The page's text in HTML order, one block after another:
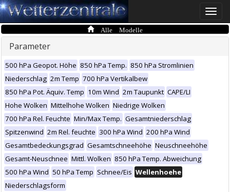
Toggle
Alle Modelle
Parameter
500 hPa Geopot. Höhe 850 hPa Temp. 850 hPa Stromlinien
Niederschlag 2m Temp 700 hPa Vertikalbew
850 hPa Pot. Äquiv. Temp 10m Wind 2m Taupunkt CAPE/LI
Hohe Wolken Mittelhohe Wolken Niedrige Wolken
700 hPa Rel. Feuchte Min/Max Temp. Gesamtniederschlag
Spitzenwind 2m Rel. feuchte 300 hPa Wind 200 hPa Wind
Gesamtbedeckungsgrad Gesamtschneehöhe Neuschneehöhe
Gesamt-Neuschnee Mittl. Wolken 850 hPa Temp. Abweichung
500 hPa Wind 50 hPa Temp Schnee/Eis Wellenhoehe
Niederschlagsform